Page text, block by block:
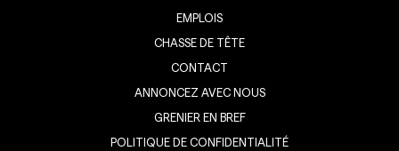
EMPLOIS
CHASSE DE TÊTE
CONTACT
ANNONCEZ AVEC NOUS
GRENIER EN BREF
POLITIQUE DE CONFIDENTIALITÉ